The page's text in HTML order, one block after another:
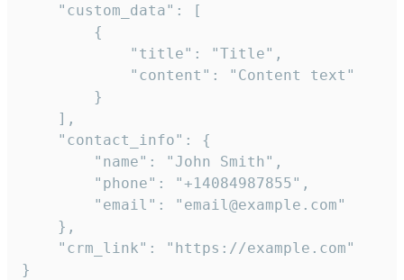
    "custom_data": [
        {
            "title": "Title",
            "content": "Content text"
        }
    ],
    "contact_info": {
        "name": "John Smith",
        "phone": "+14084987855",
        "email": "email@example.com"
    },
    "crm_link": "https://example.com"
}